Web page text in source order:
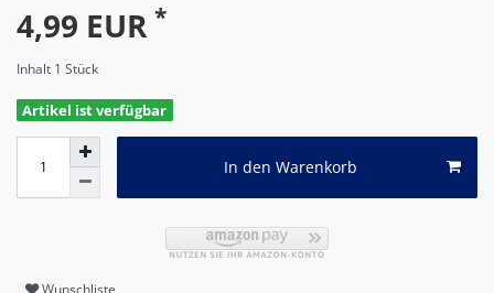
4,99 EUR *
Inhalt 1 Stück
Artikel ist verfügbar
In den Warenkorb